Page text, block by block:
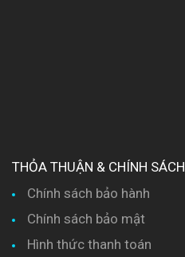
THỎA THUẬN & CHÍNH SÁCH
Chính sách bảo hành
Chính sách bảo mật
Hình thức thanh toán